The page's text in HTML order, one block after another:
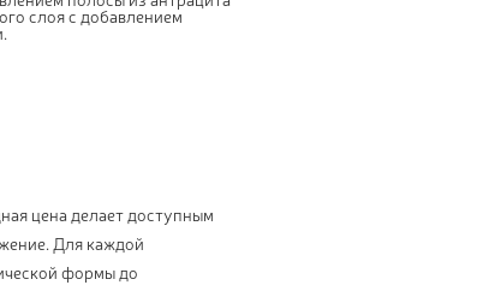
слоя с добавлением
цена делает доступным
Для каждой
формы до